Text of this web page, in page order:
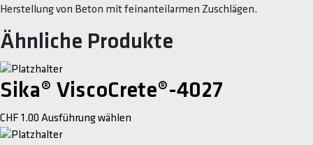
Herstellung von Beton mit feinanteilarmen Zuschlägen.
Ähnliche Produkte
Sika® ViscoCrete®-4027
CHF 1.00 Ausführung wählen